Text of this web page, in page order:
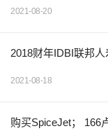
2021-08-20
2018财年IDBI联邦
2021-08-18
购买SpiceJet； 166